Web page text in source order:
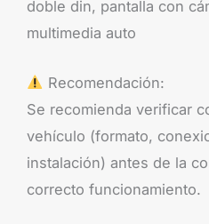
doble din, pantalla con
multimedia auto
Recomendación:
Se recomienda verificar
vehículo (formato,
instalación) antes de la
correcto funcionamiento.